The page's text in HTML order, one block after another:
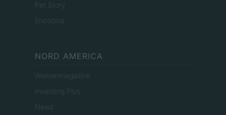
Pet Story
Encocina
NORD AMERICA
Womanmagazine
Investing Plus
Newz